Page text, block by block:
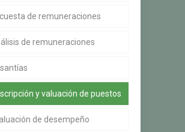
de remuneraciones
de remuneraciones
y valuación de puestos
de desempeño